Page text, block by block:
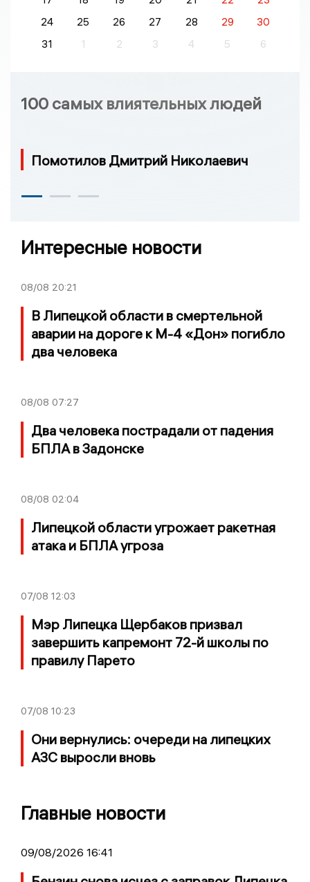
24
25 26 27 28 29
30
31
1 2 3 4 5 6
100 самых влиятельных людей
Помотилов Дмитрий Николаевич
Интересные новости
08/08 20:21
В Липецкой области в смертельной
аварии на дороге к М-4 «Дон» погибло
два человека
08/08 07:27
Два человека пострадали от падения
БПЛА в Задонске
08/08 02:04
Липецкой области угрожает ракетная
атака и БПЛА угроза
07/08 12:03
Мэр Липецка Щербаков призвал
завершить капремонт 72-й школы по
правилу Парето
07/08 10:23
Они вернулись: очереди на липецких
АЗС выросли вновь
Главные новости
09/08/2026 16:41